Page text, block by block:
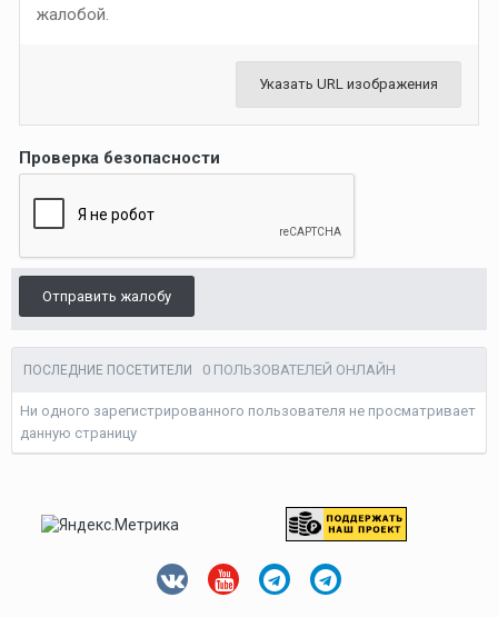
жалобой.
Указать URL изображения
Проверка безопасности
Отправить жалобу
ПОСЛЕДНИЕ ПОСЕТИТЕЛИ 0 ПОЛЬЗОВАТЕЛЕЙ ОНЛАЙН
Ни одного зарегистрированного пользователя не просматривает
данную страницу